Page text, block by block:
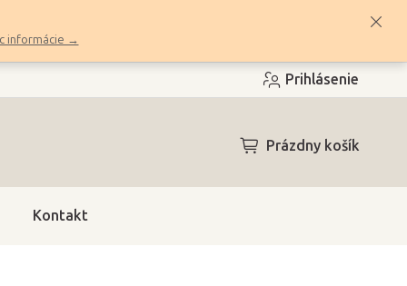
informácie →
Prihlásenie
NÁKUPNÝ
Prázdny košík
Kontakt